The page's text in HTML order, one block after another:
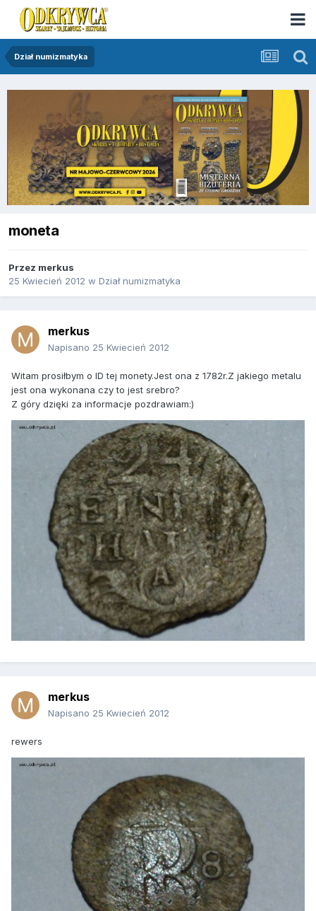
Dział numizmatyka
moneta
Przez merkus
25 Kwiecień 2012 w Dział numizmatyka
merkus
Napisano 25 Kwiecień 2012
Witam prosiłbym o ID tej monety.Jest ona z 1782r.Z jakiego metalu
jest ona wykonana czy to jest srebro?
Z góry dzięki za informacje pozdrawiam:)
merkus
Napisano 25 Kwiecień 2012
rewers